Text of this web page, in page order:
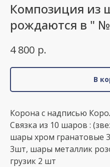
Композиция из
рождаются в "
4 800 р.
В
Корона с надписью
Связка из 10 шаров :
шары хром гранатовые
3шт, шары металлик
грузик 2 шт